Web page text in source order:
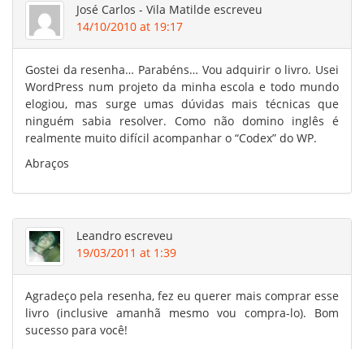
José Carlos - Vila Matilde escreveu
14/10/2010 at 19:17
Gostei da resenha… Parabéns… Vou adquirir o livro. Usei
WordPress num projeto da minha escola e todo mundo
elogiou, mas surge umas dúvidas mais técnicas que
ninguém sabia resolver. Como não domino inglês é
realmente muito difícil acompanhar o “Codex” do WP.
Abraços
Leandro escreveu
19/03/2011 at 1:39
Agradeço pela resenha, fez eu querer mais comprar esse
livro (inclusive amanhã mesmo vou compra-lo). Bom
sucesso para você!